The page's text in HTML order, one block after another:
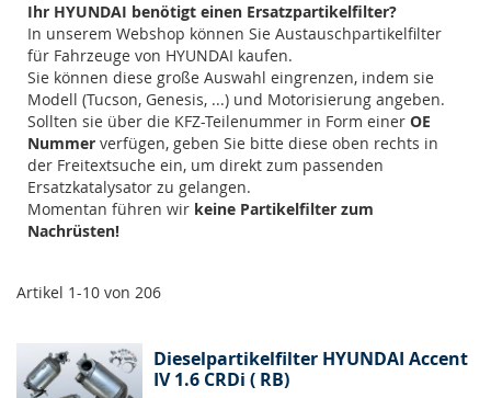
Ihr HYUNDAI benötigt einen Ersatzpartikelfilter?
In unserem Webshop können Sie Austauschpartikelfilter
für Fahrzeuge von HYUNDAI kaufen.
Sie können diese große Auswahl eingrenzen, indem sie
Modell (Tucson, Genesis, ...) und Motorisierung angeben.
Sollten sie über die KFZ-Teilenummer in Form einer OE
Nummer verfügen, geben Sie bitte diese oben rechts in
der Freitextsuche ein, um direkt zum passenden
Ersatzkatalysator zu gelangen.
Momentan führen wir keine Partikelfilter zum
Nachrüsten!
Artikel 1-10 von 206
Dieselpartikelfilter HYUNDAI Accent
IV 1.6 CRDi ( RB)